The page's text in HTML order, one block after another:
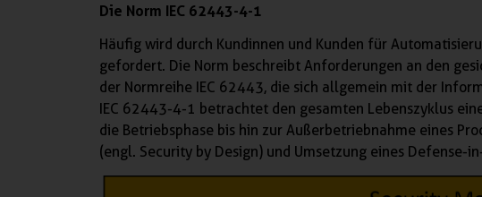
Die Norm IEC 62443-4-1
Häufig wird durch Kundinnen und Kunden für
gefordert. Die Norm beschreibt Anforderungen an den
der Normreihe IEC 62443, die sich allgemein mit der
IEC 62443-4-1 betrachtet den gesamten Lebenszyklus
die Betriebsphase bis hin zur Außerbetriebnahme eines
(engl. Security by Design) und Umsetzung eines Defense-